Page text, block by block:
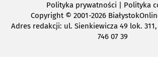
Polityka prywatności
Polityka
Copyright© 2001-2026
Adres redakcji: ul. Sienkiewicza 49 lok.
746 07 39